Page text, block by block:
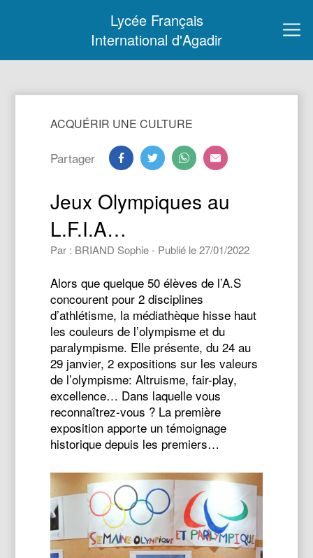
Lycée Français
International d'Agadir
ACQUÉRIR UNE CULTURE
Partager
Jeux Olympiques au
L.F.I.A…
Par : BRIAND Sophie - Publié le 27/01/2022
Alors que quelque 50 élèves de l’A.S
concourent pour 2 disciplines
d’athlétisme, la médiathèque hisse haut
les couleurs de l’olympisme et du
paralympisme. Elle présente, du 24 au
29 janvier, 2 expositions sur les valeurs
de l’olympisme: Altruisme, fair-play,
excellence… Dans laquelle vous
reconnaîtrez-vous ? La première
exposition apporte un témoignage
historique depuis les premiers…